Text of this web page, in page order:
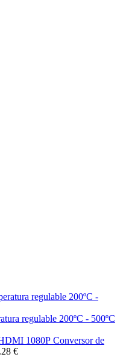
regulable 200ºC - 500ºC
Conversor de
€